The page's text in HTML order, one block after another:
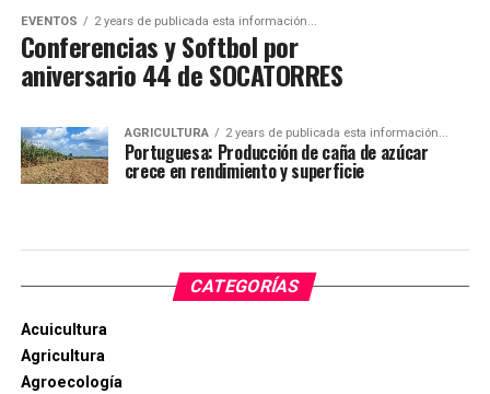
EVENTOS 2 years de publicada esta información...
Conferencias y Softbol por
aniversario 44 de SOCATORRES
AGRICULTURA 2 years de publicada esta información...
Portuguesa: Producción de caña de azúcar
crece en rendimiento y superficie
CATEGORÍAS
Acuicultura
Agricultura
Agroecología